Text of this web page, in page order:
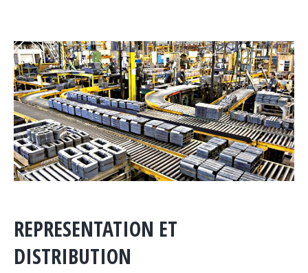
REPRESENTATION ET
DISTRIBUTION